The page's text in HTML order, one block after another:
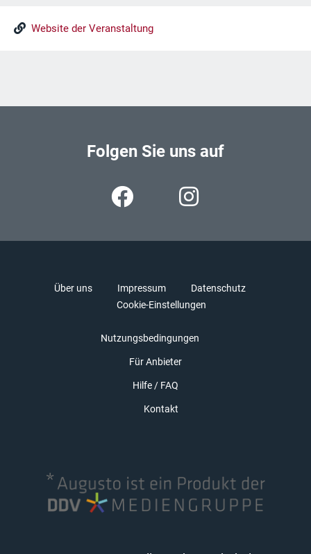
Website der Veranstaltung
Folgen Sie uns auf
Über uns Impressum
Datenschutz
Cookie-Einstellungen
Nutzungsbedingungen
Für Anbieter
Hilfe / FAQ
Kontakt